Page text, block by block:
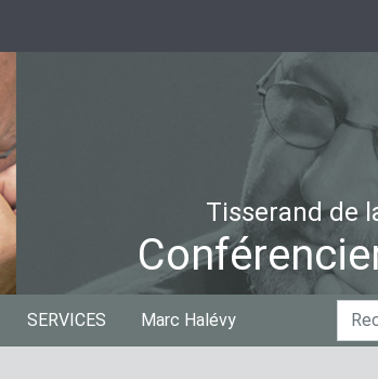
Tisserand de
SERVICES Marc Halévy
par